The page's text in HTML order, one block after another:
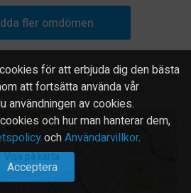
fler omdömen
Visa på karta
för att erbjuda dig den bästa
att fortsätta använda vår
användningen av cookies.
och hur man hanterar dem,
ochAnvändarvillkor.
Acceptera